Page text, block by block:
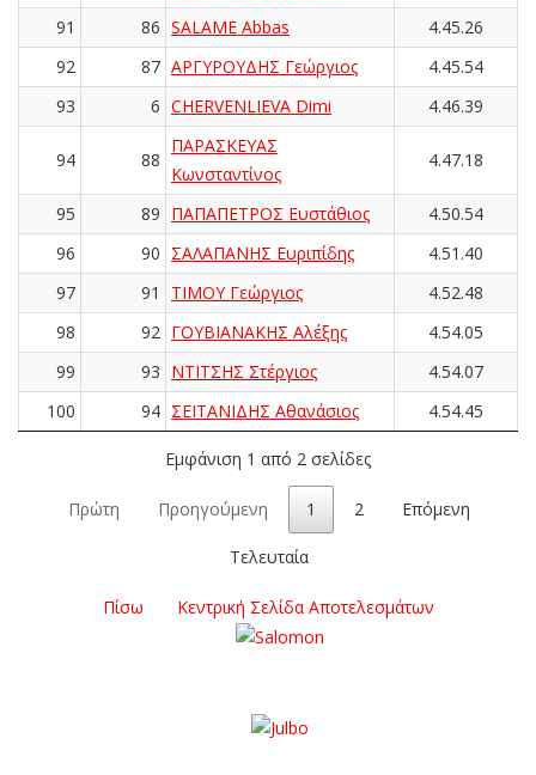
91
86 SALAME Abbas
4.45.26
92
87 ΑΡΓΥΡΟΥΔΗΣ Γεώργιος
4.45.54
93
6 CHERVENLIEVA Dimi 4.46.39
94 88
ΠΑΡΑΣΚΕΥΑΣ
Κωνσταντίνος
4.47.18
95 89 ΠΑΠΑΠΕΤΡΟΣ Ευστάθιος
4.50.54
96
90 ΣΑΛΑΠΑΝΗΣ Ευριπίδης
4.51.40
97
91 ΤΙΜΟΥ Γεώργιος
4.52.48
98
92 ΓΟΥΒΙΑΝΑΚΗΣ Αλέξης
4.54.05
99
93 ΝΤΙΤΣΗΣ Στέργιος
4.54.07
100
94 ΣΕΪΤΑΝΙΔΗΣ Αθανάσιος 4.54.45
Εμφάνιση 1 από 2 σελίδες
Πρώτη Προηγούμενη 1 2 Επόμενη
Τελευταία
Πίσω Κεντρική Σελίδα Αποτελεσμάτων